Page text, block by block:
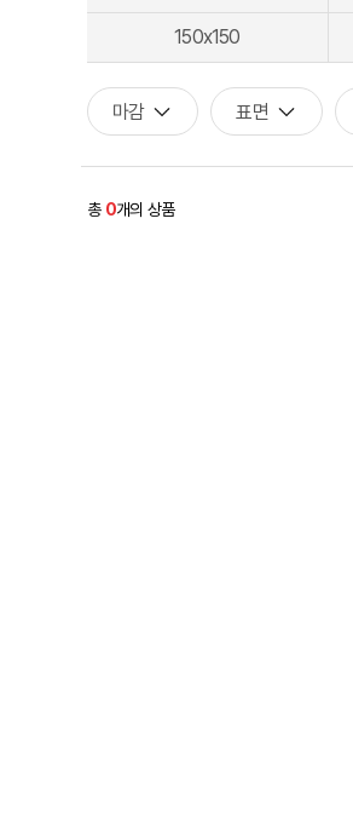
150x150
마감 표면
총 0개의 상품